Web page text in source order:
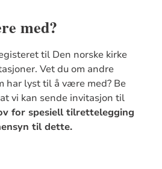
med?
til Den norske kirke
Vet du om andre
har lyst til å være med? Be
vi kan sende invitasjon til
for spesiell tilrettelegging
til dette.